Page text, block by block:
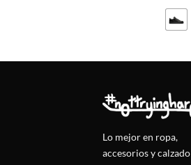
Lo mejor en ropa,
accesorios y calzado